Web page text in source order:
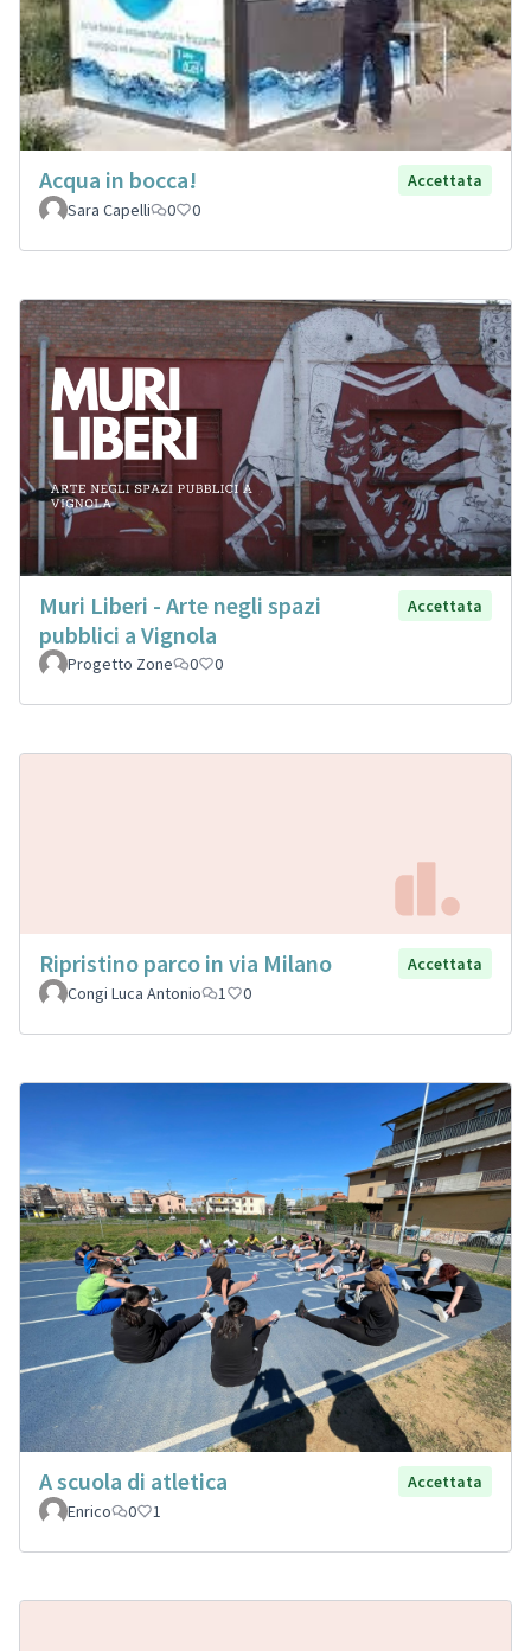
Acqua in bocca!
Accettata
Sara Capelli
0 0
Muri Liberi - Arte negli spazi
pubblici a Vignola
Accettata
Progetto Zone 0 0
Ripristino parco in via Milano
Accettata
Congi Luca Antonio
1 0
A scuola di atletica
Accettata
Enrico
0 1